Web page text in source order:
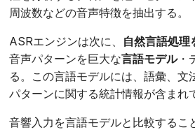
周波数などの音声特徴を抽出する。
ASRエンジンは次に、 自然言語処理
音声パターンを巨大な言語モデル・
る。この言語モデルには、語彙、文
パターンに関する統計情報が含まれ
音響入力を言語モデルと比較するこ